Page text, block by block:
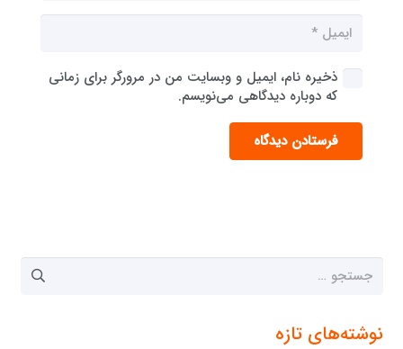
ذخیره نام، ایمیل و وبسایت من در مرورگر برای زمانی
که دوباره دیدگاهی می‌نویسم.
فرستادن دیدگاه
جستجو
نوشته‌های تازه